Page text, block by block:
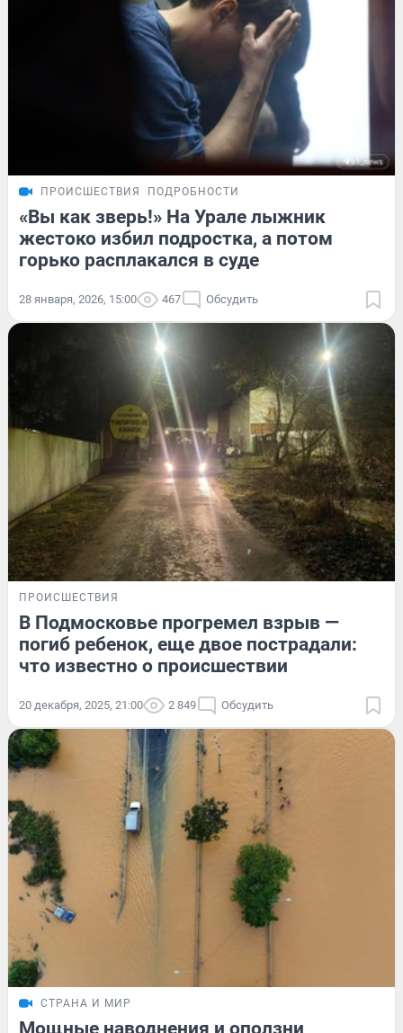
ПРОИСШЕСТВИЯ ПОДРОБНОСТИ
«Вы как зверь!» На Урале лыжник
жестоко избил подростка, а потом
горько расплакался в суде
28 января, 2026, 15:00 467 Обсудить
ПРОИСШЕСТВИЯ
В Подмосковье прогремел взрыв —
погиб ребенок, еще двое пострадали:
что известно о происшествии
20 декабря, 2025, 21:00 2 849 Обсудить
СТРАНА И МИР
Мощные наводнения и оползни